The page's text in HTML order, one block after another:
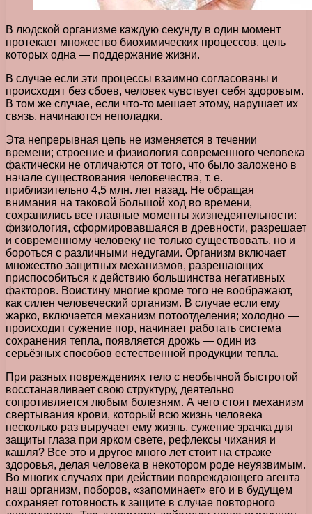
В людской организме каждую секунду в один момент
протекает множество биохимических процессов, цель
которых одна — поддержание жизни.
В случае если эти процессы взаимно согласованы и
происходят без сбоев, человек чувствует себя здоровым.
В том же случае, если что-то мешает этому, нарушает их
связь, начинаются неполадки.
Эта непрерывная цепь не изменяется в течении
времени; строение и физиология современного человека
фактически не отличаются от того, что было заложено в
начале существования человечества, т. е.
приблизительно 4,5 млн. лет назад. Не обращая
внимания на таковой большой ход во времени,
сохранились все главные моменты жизнедеятельности:
физиология, сформировавшаяся в древности, разрешает
и современному человеку не только существовать, но и
бороться с различными недугами. Организм включает
множество защитных механизмов, разрешающих
приспособиться к действию большинства негативных
факторов. Воистину многие кроме того не воображают,
как силен человеческий организм. В случае если ему
жарко, включается механизм потоотделения; холодно —
происходит сужение пор, начинает работать система
сохранения тепла, появляется дрожь — один из
серьёзных способов естественной продукции тепла.
При разных повреждениях тело с необычной быстротой
восстанавливает свою структуру, деятельно
сопротивляется любым болезням. А чего стоят механизм
свертывания крови, который всю жизнь человека
несколько раз выручает ему жизнь, сужение зрачка для
защиты глаза при ярком свете, рефлексы чихания и
кашля? Все это и другое много лет стоит на страже
здоровья, делая человека в некотором роде неуязвимым.
Во многих случаях при действии повреждающего агента
наш организм, поборов, «запоминает» его и в будущем
сохраняет готовность к защите в случае повторного